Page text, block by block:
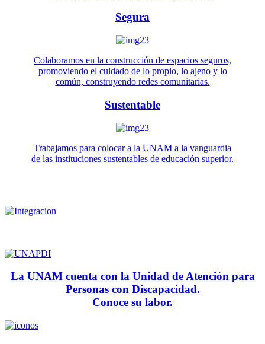
Segura
Colaboramos en la construcción de espacios seguros,
promoviendo el cuidado de lo propio, lo ajeno y lo
común, construyendo redes comunitarias.
Sustentable
Trabajamos para colocar a la UNAM a la vanguardia
de las instituciones sustentables de educación superior.
La UNAM cuenta con la Unidad de Atención para
Personas con Discapacidad.
Conoce su labor.